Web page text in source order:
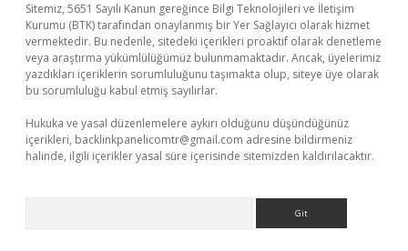
Sitemiz, 5651 Sayılı Kanun gereğince Bilgi Teknolojileri ve İletişim
Kurumu (BTK) tarafından onaylanmış bir Yer Sağlayıcı olarak hizmet
vermektedir. Bu nedenle, sitedeki içerikleri proaktif olarak denetleme
veya araştırma yükümlülüğümüz bulunmamaktadır. Ancak, üyelerimiz
yazdıkları içeriklerin sorumluluğunu taşımakta olup, siteye üye olarak
bu sorumluluğu kabul etmiş sayılırlar.
Hukuka ve yasal düzenlemelere aykırı olduğunu düşündüğünüz
içerikleri, backlinkpanelicomtr@gmail.com adresine bildirmeniz
halinde, ilgili içerikler yasal süre içerisinde sitemizden kaldırılacaktır.